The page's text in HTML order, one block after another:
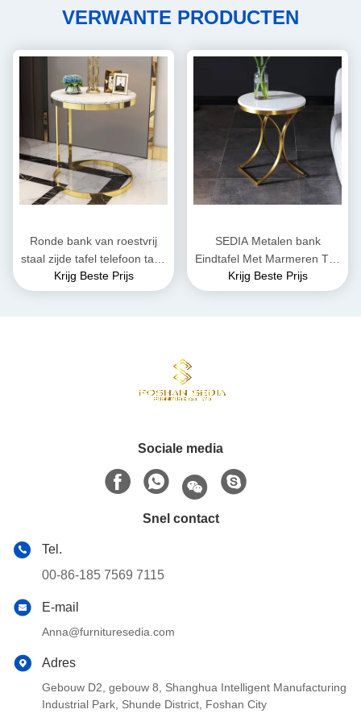
VERWANTE PRODUCTEN
Ronde bank van roestvrij
staal zijde tafel telefoon tafel
glad oppervlak
Krijg Beste Prijs
SEDIA Metalen bank
Eindtafel Met Marmeren Top
glad oppervlak
Krijg Beste Prijs
Sociale media
Snel contact
Tel.
00-86-185 7569 7115
E-mail
Anna@furnituresedia.com
Adres
Gebouw D2, gebouw 8, Shanghua Intelligent Manufacturing
Industrial Park, Shunde District, Foshan City